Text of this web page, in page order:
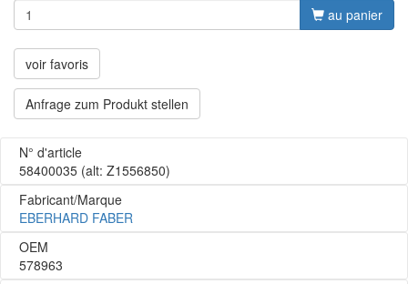
au panier
voir favoris
Anfrage zum Produkt stellen
N° d'article
58400035 (alt: Z1556850)
Fabricant/Marque
EBERHARD FABER
OEM
578963